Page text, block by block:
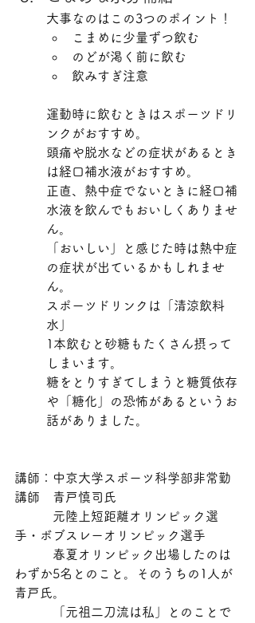
大事なのはこの3つのポイント！
こまめに少量ずつ飲む
のどが渇く前に飲む
飲みすぎ注意
運動時に飲むときはスポーツドリ
ンクがおすすめ。
頭痛や脱水などの症状があるとき
は経口補水液がおすすめ。
正直、熱中症でないときに経口補
水液を飲んでもおいしくありませ
ん。
「おいしい」と感じた時は熱中症
の症状が出ているかもしれませ
ん。
スポーツドリンクは「清涼飲料
水」
1本飲むと砂糖もたくさん摂って
しまいます。
糖をとりすぎてしまうと糖質依存
や「糖化」の恐怖があるというお
話がありました。
講師：中京大学スポーツ科学部非常勤
講師　青戸慎司氏
元陸上短距離オリンピック選
手・ボブスレーオリンピック選手
春夏オリンピック出場したのは
わずか5名とのこと。そのうちの1人が
青戸氏。
「元祖二刀流は私」とのことで